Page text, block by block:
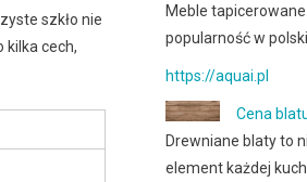
szkło nie
kilka cech,
Meble
popularność w
https://aquai.pl
Cena
Drewniane blaty to
element każdej